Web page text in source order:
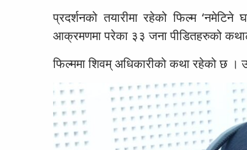
प्रदर्शनको तयारीमा रहेको फिल्म
आक्रमणमा परेका ३३ जना पीडितहरुको
फिल्ममा शिवम् अधिकारीको कथा रहेको छ